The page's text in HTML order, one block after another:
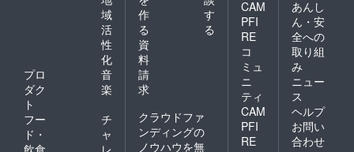
域
活
性
化
プロ
ダク
ト
音
楽
フー
ド・
飲食
チ
ャ
レ
作
る
す
る
資
料
請
求
クラウドファ
ンディングの
ノウハウを無
CAM
PFI
RE
コ
ミュ
ニ
ティ
CAM
PFI
RE
あんし
ん・安
全への
取り組
み
ニュー
ス
ヘルプ
お問い
合わせ